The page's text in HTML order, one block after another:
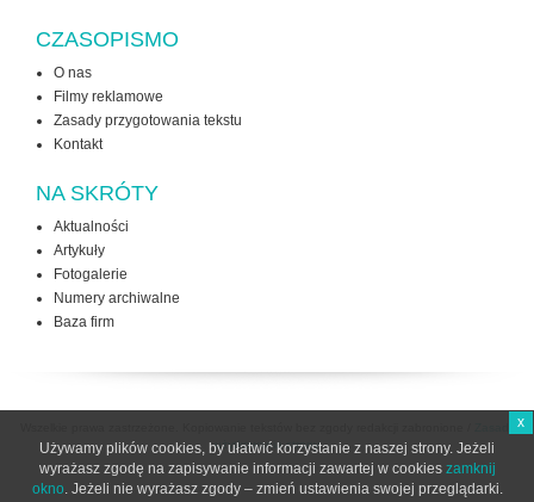
CZASOPISMO
O nas
Filmy reklamowe
Zasady przygotowania tekstu
Kontakt
NA SKRÓTY
Aktualności
Artykuły
Fotogalerie
Numery archiwalne
Baza firm
użytkowania strony
x
Używamy plików cookies, by ułatwić korzystanie z naszej strony. Jeżeli
wyrażasz zgodę na zapisywanie informacji zawartej w cookies zamknij
okno. Jeżeli nie wyrażasz zgody – zmień ustawienia swojej przeglądarki.